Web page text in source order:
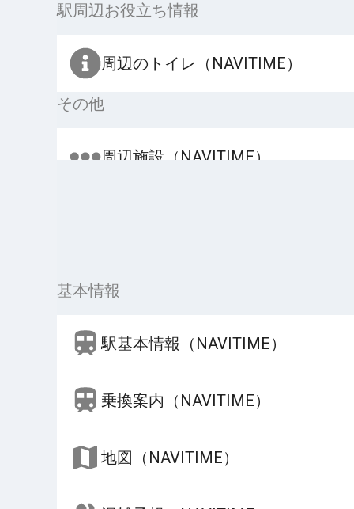
駅周辺お役立ち情報
周辺のトイレ（NAVITIME）
その他
周辺施設（NAVITIME）
基本情報
駅基本情報（NAVITIME）
乗換案内（NAVITIME）
地図（NAVITIME）